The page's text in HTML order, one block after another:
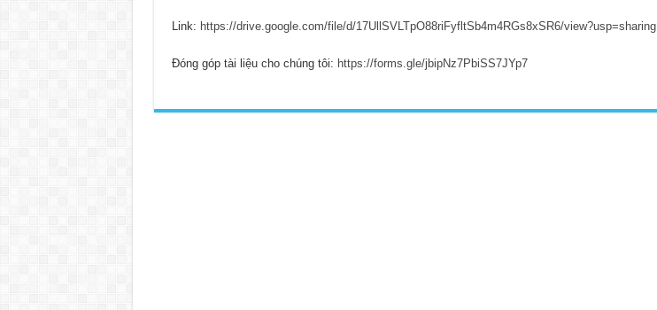
Link: https://drive.google.com/file/d/17UllSVLTpO88riFyfltSb4m4RGs8xSR6/view?usp=sharing
Đóng góp tài liệu cho chúng tôi: https://forms.gle/jbipNz7PbiSS7JYp7